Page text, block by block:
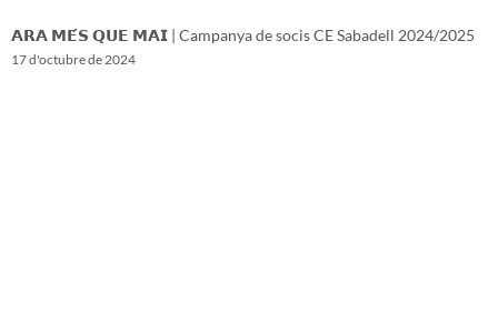
𝗔𝗥𝗔 𝗠𝗘́𝗦 𝗤𝗨𝗘 𝗠𝗔𝗜 | Campanya de socis CE Sabadell 2024/2025
17 d'octubre de 2024